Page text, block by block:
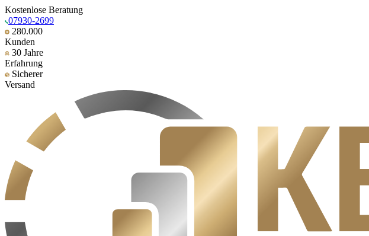
Kostenlose Beratung
07930-2699
280.000
Kunden
30 Jahre
Erfahrung
Sicherer
Versand